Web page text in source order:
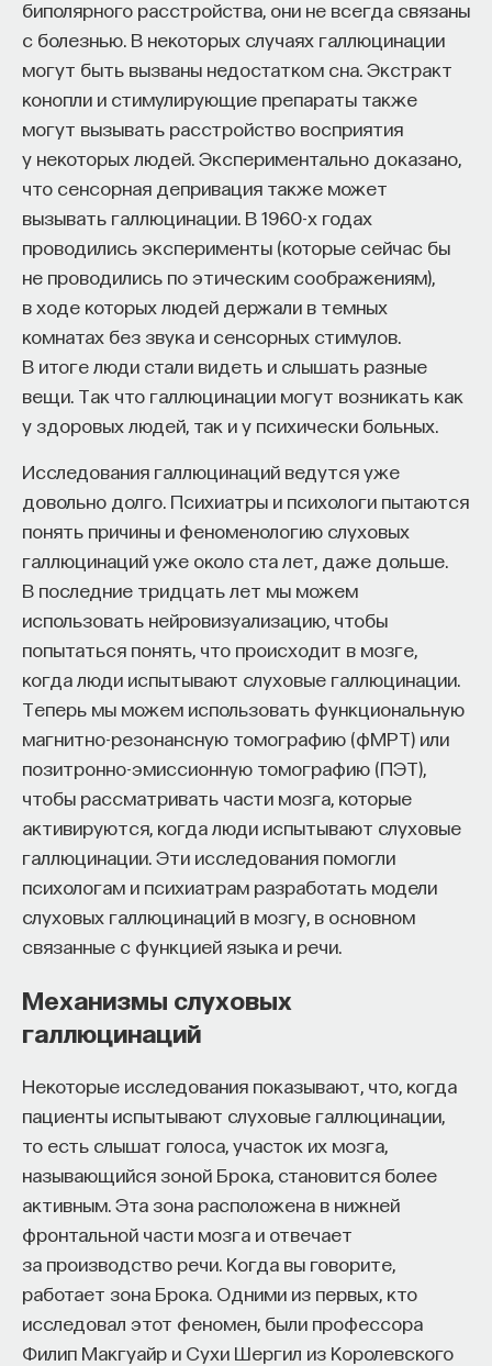
биполярного расстройства, они не всегда связаны
с болезнью. В некоторых случаях галлюцинации
могут быть вызваны недостатком сна. Экстракт
конопли и стимулирующие препараты также
могут вызывать расстройство восприятия
у некоторых людей. Экспериментально доказано,
что сенсорная депривация также может
вызывать галлюцинации. В 1960-х годах
проводились эксперименты (которые сейчас бы
не проводились по этическим соображениям),
в ходе которых людей держали в темных
комнатах без звука и сенсорных стимулов.
В итоге люди стали видеть и слышать разные
вещи. Так что галлюцинации могут возникать как
у здоровых людей, так и у психически больных.
Исследования галлюцинаций ведутся уже
довольно долго. Психиатры и психологи пытаются
понять причины и феноменологию слуховых
галлюцинаций уже около ста лет, даже дольше.
В последние тридцать лет мы можем
использовать нейровизуализацию, чтобы
попытаться понять, что происходит в мозге,
когда люди испытывают слуховые галлюцинации.
Теперь мы можем использовать функциональную
магнитно-резонансную томографию (фМРТ) или
позитронно-эмиссионную томографию (ПЭТ),
чтобы рассматривать части мозга, которые
активируются, когда люди испытывают слуховые
галлюцинации. Эти исследования помогли
психологам и психиатрам разработать модели
слуховых галлюцинаций в мозгу, в основном
связанные с функцией языка и речи.
Механизмы слуховых
галлюцинаций
Некоторые исследования показывают, что, когда
пациенты испытывают слуховые галлюцинации,
то есть слышат голоса, участок их мозга,
называющийся зоной Брока, становится более
активным. Эта зона расположена в нижней
фронтальной части мозга и отвечает
за производство речи. Когда вы говорите,
работает зона Брока. Одними из первых, кто
исследовал этот феномен, были профессора
Филип Макгуайр и Сухи Шергил из Королевского
Образование работает дольше,
чем кажется
«Тема кажется простой: мы определяем цели,
движемся к ним — и дальше все должно
работать. Но в реальности с целеполаганием все
намного сложнее. Проблема не только
во временном разрыве, когда результат должен
проявиться через несколько лет. Ключевой
эффект образования не раскрывается в тот
момент, когда выпускник выходит на работу, —
тогда все только начинается. Дальше человек
адаптируется и еще много лет пользуется тем,
долго он опирается на свое первое образование,
речь идет не о нескольких годах,
а о десятилетиях».
У университета четыре цели
«Мы выделили четыре идеологии образования.
Первая — развитие и трансляция
дисциплинарного знания, где в центре находится
само знание, а не человек и не рынок труда.
Вторая — формирование определенного типа
человека, например человека, способного
к сложному мышлению. Третья — развитие
общества, вклад в то, каким оно будет.
И четвертая — социальная эффективность,
то есть забота о том, как человек будет работать
за пределами университета и насколько
Университет не всегда может точно
предсказать, какие именно рабочие места ждут
отдельной идеологией. В зависимости от того,
в какой из этих логик работает университет,
у него будут совершенно разные ответы
на вопрос о целях образования».
Университет должен строить
будущее
«Есть представление о том, что университеты
готовят элиту, и отсюда возникает образ сложно